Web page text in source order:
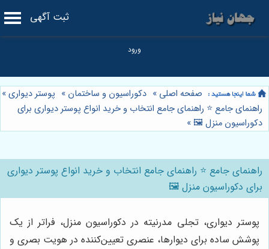
ثبت آگهی
صفحه اصلی » دکوراسیون و ساختمان » پوستر دیواری»
راهنمای جامع ⭐️ راهنمای جامع انتخاب و خرید انواع پوستر دیواری برای
دکوراسیون منزل 🖼️»
راهنمای جامع ⭐️ راهنمای جامع انتخاب و خرید انواع پوستر دیواری
برای دکوراسیون منزل 🖼️
پوستر دیواری، تجلی مدرنیته در دکوراسیون منزل، فراتر از یک
پوشش ساده برای دیوارها، عنصری تعیین‌کننده در هویت بصری و